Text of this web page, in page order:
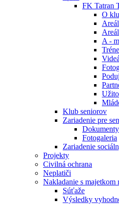
FK Tatran
O
A -
Videá
Klub seniorov
Zariadenie pre
Dokumenty
Fotogaleria
Zariadenie
Projekty
Civilná ochrana
Neplatiči
Nakladanie s majetkom
Súťaže
Výsledky